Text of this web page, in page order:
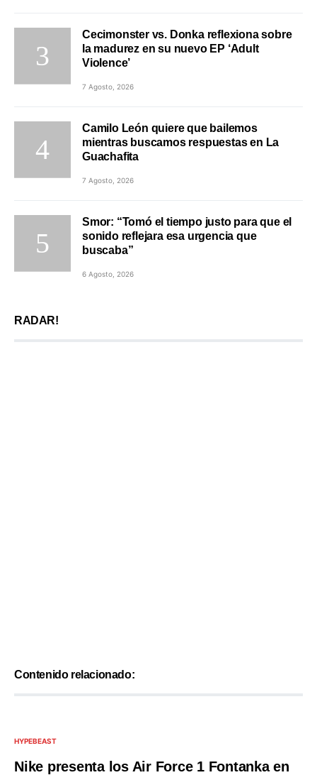
Cecimonster vs. Donka reflexiona sobre
la madurez en su nuevo EP ‘Adult
Violence’
7 Agosto, 2026
Camilo León quiere que bailemos
mientras buscamos respuestas en La
Guachafita
7 Agosto, 2026
Smor: “Tomó el tiempo justo para que el
sonido reflejara esa urgencia que
buscaba”
6 Agosto, 2026
RADAR!
Contenido relacionado:
HYPEBEAST
Nike presenta los Air Force 1 Fontanka en